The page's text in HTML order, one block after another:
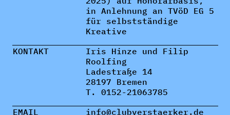
in Anlehnung an TVöD EG 5
für selbstständige
Kreative
KONTAKT
Iris Hinze und Filip
Roolfing
Ladestraße 14
28197 Bremen
T. 0152-21063785
EMAIL
info@clubverstaerker.de